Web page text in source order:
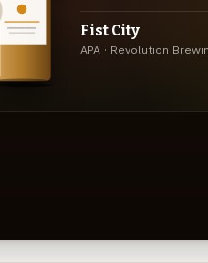
Fist City
APA · Revolution